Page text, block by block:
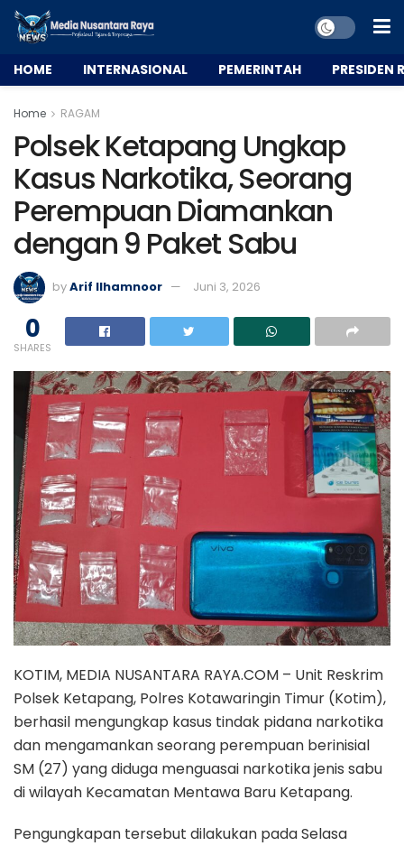
HOME INTERNASIONAL PEMERINTAH PRESIDEN
Home RAGAM
Polsek Ketapang Ungkap
Kasus Narkotika, Seorang
Perempuan Diamankan
dengan 9 Paket Sabu
byArif Ilhamnoor Juni 3, 2026
0
SHARES
KOTIM, MEDIA NUSANTARA RAYA.COM – Unit Reskrim
Polsek Ketapang, Polres Kotawaringin Timur (Kotim),
berhasil mengungkap kasus tindak pidana narkotika
dan mengamankan seorang perempuan berinisial
SM (27) yang diduga menguasai narkotika jenis sabu
di wilayah Kecamatan Mentawa Baru Ketapang.
Pengungkapan tersebut dilakukan pada Selasa